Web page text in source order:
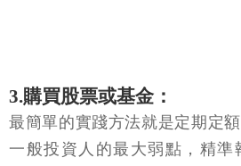
3.購買股票或基金：
最簡單的實踐方法就是定期定
一般投資人的最大弱點，精準